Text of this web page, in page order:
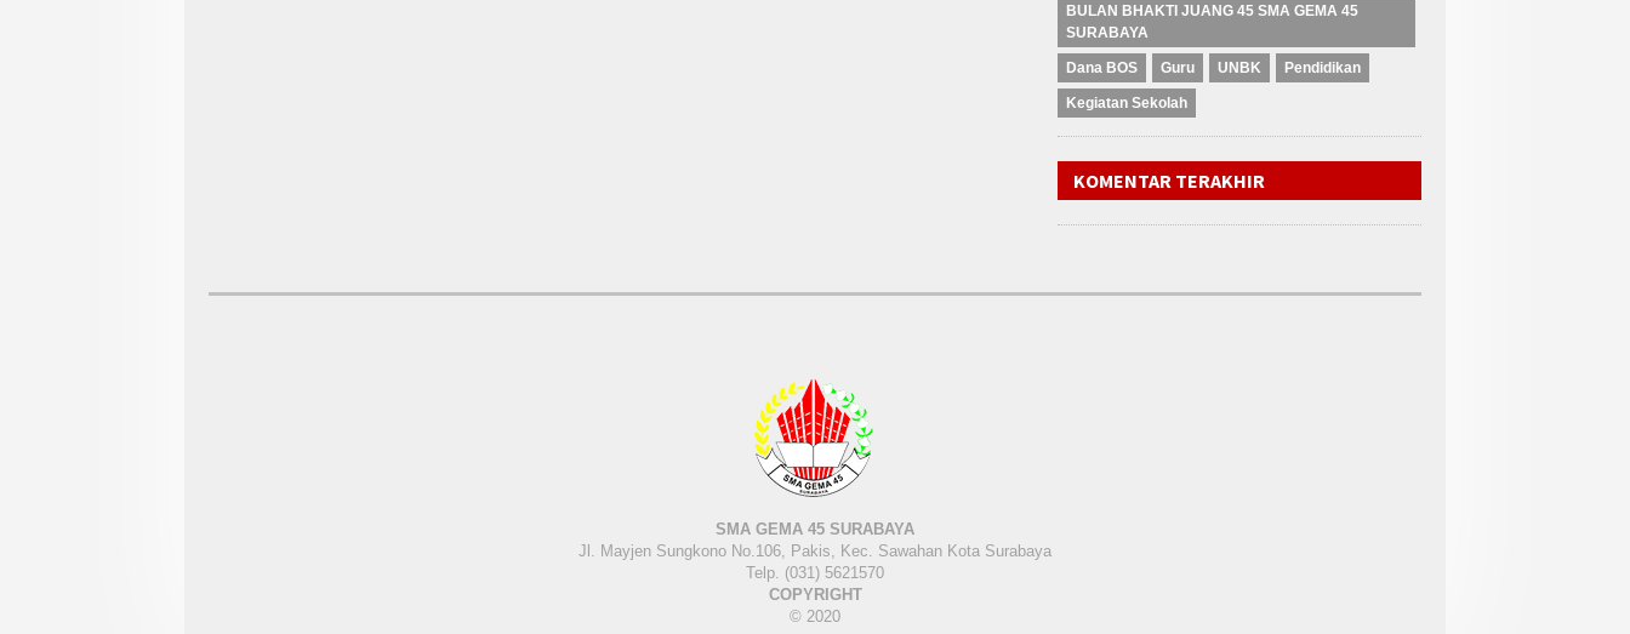
BULAN BHAKTI JUANG 45 SMA GEMA 45
SURABAYA
Dana BOS Guru UNBK Pendidikan
Kegiatan Sekolah
KOMENTAR TERAKHIR
SMA GEMA 45 SURABAYA
Jl. Mayjen Sungkono No.106, Pakis, Kec. Sawahan Kota Surabaya
Telp. (031) 5621570
COPYRIGHT
© 2020